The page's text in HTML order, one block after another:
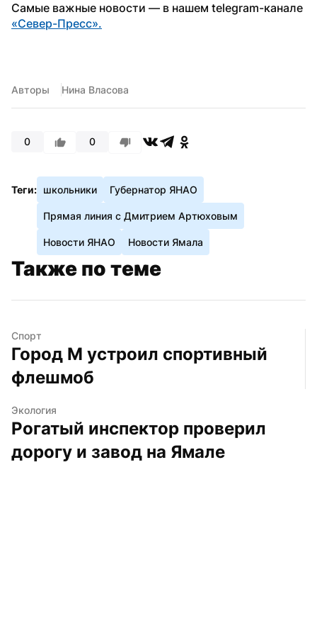
«Север-Пресс».
Авторы Нина Власова
0 0
Теги: школьники Губернатор ЯНАО
Прямая линия с Дмитрием Артюховым
Новости ЯНАО Новости Ямала
Также по теме
Спорт
Город М устроил спортивный
флешмоб
Экология
Рогатый инспектор проверил
дорогу и завод на Ямале